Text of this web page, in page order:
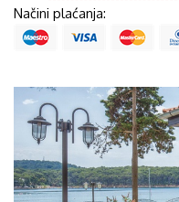
Načini plaćanja: